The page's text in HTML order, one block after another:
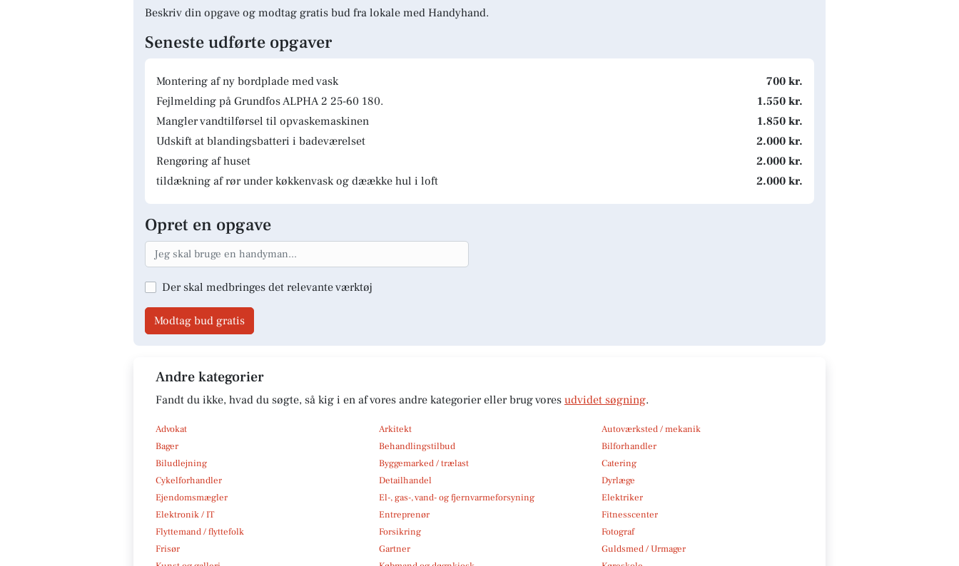
Beskriv din opgave og modtag gratis bud fra lokale med Handyhand.
Seneste udførte opgaver
Montering af ny bordplade med vask
700 kr.
Fejlmelding på Grundfos ALPHA 2 25-60 180.
1.550 kr.
Mangler vandtilførsel til opvaskemaskinen
1.850 kr.
Udskift at blandingsbatteri i badeværelset
2.000 kr.
Rengøring af huset
2.000 kr.
tildækning af rør under køkkenvask og dæække hul i loft
2.000 kr.
Opret en opgave
Der skal medbringes det relevante værktøj
Modtag bud gratis
Andre kategorier
Fandt du ikke, hvad du søgte, så kig i en af vores andre kategorier eller brug vores udvidet søgning.
Advokat Arkitekt
Autoværksted / mekanik
Bager
Behandlingstilbud
Bilforhandler
Biludlejning
Byggemarked / trælast
Catering
Cykelforhandler
Detailhandel
Dyrlæge
Ejendomsmægler
El-, gas-, vand- og fjernvarmeforsyning
Elektriker
Elektronik / IT
Entreprenør
Fitnesscenter
Flyttemand / flyttefolk
Forsikring
Fotograf
Frisør
Gartner
Guldsmed / Urmager